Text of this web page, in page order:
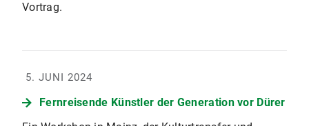
Vortrag.
5. JUNI 2024
Fernreisende Künstler der Generation vor Dürer